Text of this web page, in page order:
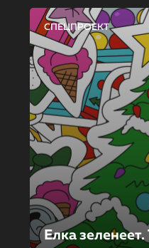
СПЕЦПРОЕКТ
Елка зеленеет.